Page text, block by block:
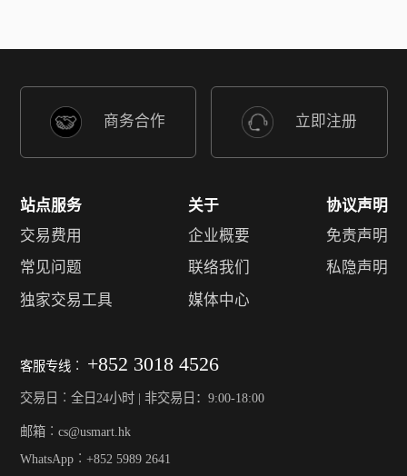
商务合作 立即注册
站点服务
交易费用
常见问题
独家交易工具
关于
企业概要
联络我们
媒体中心
协议声明
免责声明
私隐声明
客服专线︰ +852 3018 4526
交易日︰全日24小时 | 非交易日：9:00-18:00
邮箱︰cs@usmart.hk
WhatsApp︰+852 5989 2641